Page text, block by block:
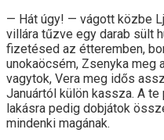
— Hát úgy! — vágott közbe
villára tűzve egy darab sült
fizetésed az étteremben,
unokaöcsém, Zsenyka meg
vagytok, Vera meg idős
Januártól külön kassza. A
lakásra pedig dobjátok
mindenki magának.